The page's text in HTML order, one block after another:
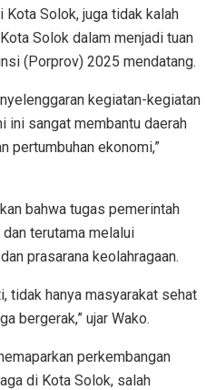
Solok, juga tidak kalah
Solok dalam menjadi tuan
(Porprov) 2025 mendatang.
kegiatan-kegiatan
ini sangat membantu daerah
pertumbuhan ekonomi,”
bahwa tugas pemerintah
terutama melalui
prasarana keolahragaan.
tidak hanya masyarakat sehat
bergerak,” ujar Wako.
perkembangan
di Kota Solok, salah